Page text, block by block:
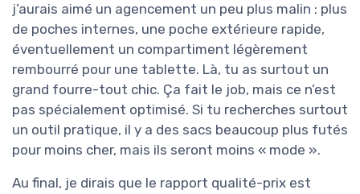
j’aurais aimé un agencement un peu plus malin : plus
de poches internes, une poche extérieure rapide,
éventuellement un compartiment légèrement
rembourré pour une tablette. Là, tu as surtout un
grand fourre-tout chic. Ça fait le job, mais ce n’est
pas spécialement optimisé. Si tu recherches surtout
un outil pratique, il y a des sacs beaucoup plus futés
pour moins cher, mais ils seront moins « mode ».
Au final, je dirais que le rapport qualité-prix est